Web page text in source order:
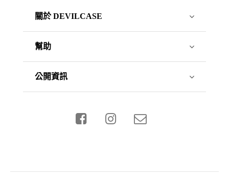
關於 DEVILCASE
幫助
公開資訊